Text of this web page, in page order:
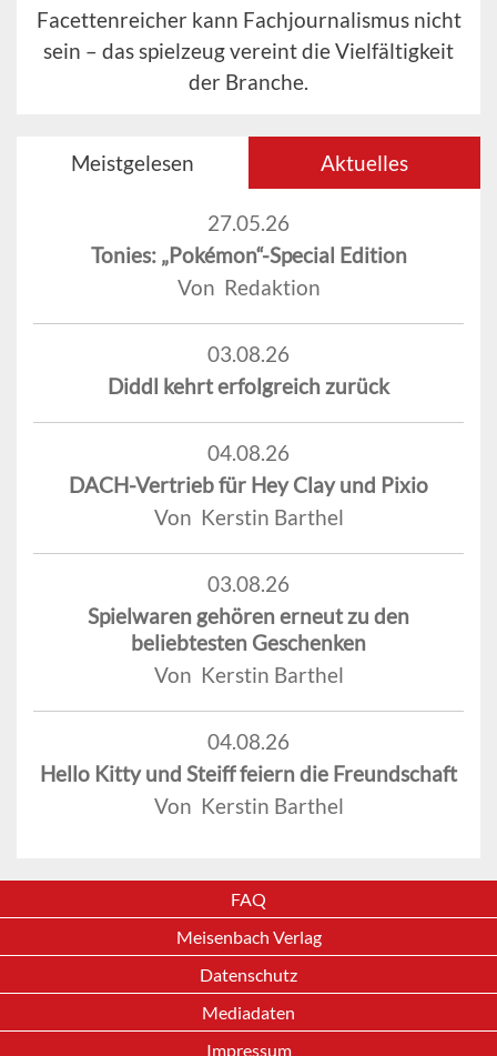
Facettenreicher kann Fachjournalismus nicht
sein – das spielzeug vereint die Vielfältigkeit
der Branche.
Meistgelesen Aktuelles
27.05.26
Tonies: „Pokémon“-Special Edition
Von Redaktion
03.08.26
Diddl kehrt erfolgreich zurück
04.08.26
DACH-Vertrieb für Hey Clay und Pixio
Von Kerstin Barthel
03.08.26
Spielwaren gehören erneut zu den
beliebtesten Geschenken
Von Kerstin Barthel
04.08.26
Hello Kitty und Steiff feiern die Freundschaft
Von Kerstin Barthel
FAQ
Meisenbach Verlag
Datenschutz
Mediadaten
Impressum